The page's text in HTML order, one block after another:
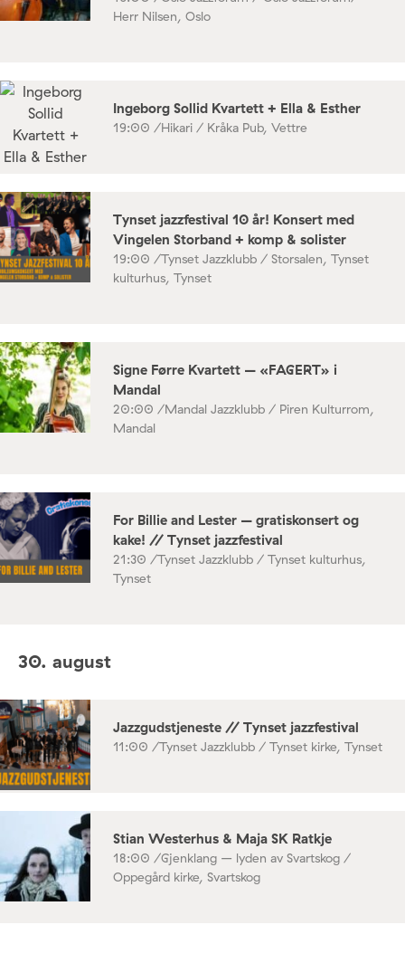
Herr Nilsen, Oslo
Ingeborg Sollid Kvartett + Ella & Esther
19:00 /Hikari / Kråka Pub, Vettre
Tynset jazzfestival 10 år! Konsert med
Vingelen Storband + komp & solister
19:00 /Tynset Jazzklubb / Storsalen, Tynset
kulturhus, Tynset
Signe Førre Kvartett – «FAGERT» i
Mandal
20:00 /Mandal Jazzklubb / Piren Kulturrom,
Mandal
For Billie and Lester – gratiskonsert og
kake! // Tynset jazzfestival
21:30 /Tynset Jazzklubb / Tynset kulturhus,
Tynset
30. august
Jazzgudstjeneste // Tynset jazzfestival
11:00 /Tynset Jazzklubb / Tynset kirke, Tynset
Stian Westerhus & Maja SK Ratkje
18:00 /Gjenklang – lyden av Svartskog /
Oppegård kirke, Svartskog